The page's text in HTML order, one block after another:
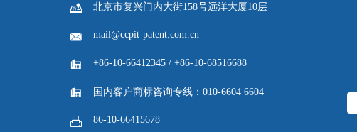
 北京市复兴门内大街158号远洋大厦10层
 mail@ccpit-patent.com.cn
 +86-10-66412345 / +86-10-68516688
 国内客户商标咨询专线：010-6604 6604
 86-10-66415678